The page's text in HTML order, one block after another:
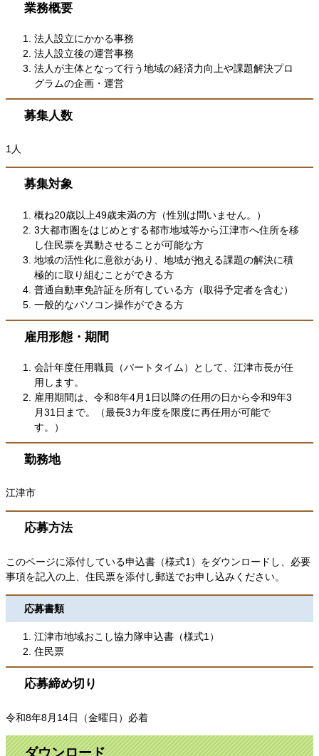
業務概要
法人設立にかかる事務
法人設立後の運営事務
法人が主体となって行う地域の経済力向上や課題解決プロ
グラムの企画・運営
募集人数
1人
募集対象
概ね20歳以上49歳未満の方（性別は問いません。）
3大都市圏をはじめとする都市地域等から江津市へ住所を移
し住民票を異動させることが可能な方
地域の活性化に意欲があり、地域が抱える課題の解決に積
極的に取り組むことができる方
普通自動車免許証を所有している方（取得予定者を含む）
一般的なパソコン操作ができる方
雇用形態・期間
会計年度任用職員（パートタイム）として、江津市長が任
用します。
雇用期間は、令和8年4月1日以降の任用の日から令和9年3
月31日まで。（最長3カ年度を限度に再任用が可能で
す。）
勤務地
江津市
応募方法
このページに添付している申込書（様式1）をダウンロードし、必要
事項を記入の上、住民票を添付し郵送でお申し込みください。
応募書類
江津市地域おこし協力隊申込書（様式1）
住民票
応募締め切り
令和8年8月14日（金曜日）必着
ダウンロード